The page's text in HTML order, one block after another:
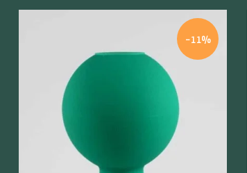
-11%
Szybki podgląd